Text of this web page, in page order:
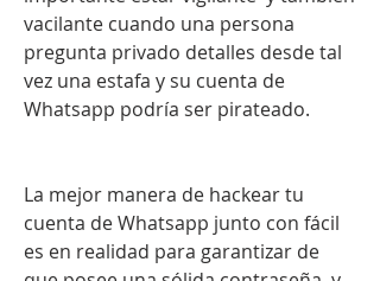
vacilante cuando una persona
pregunta privado detalles desde tal
vez una estafa y su cuenta de
Whatsapp podría ser pirateado.
La mejor manera de hackear tu
cuenta de Whatsapp junto con fácil
es en realidad para garantizar de